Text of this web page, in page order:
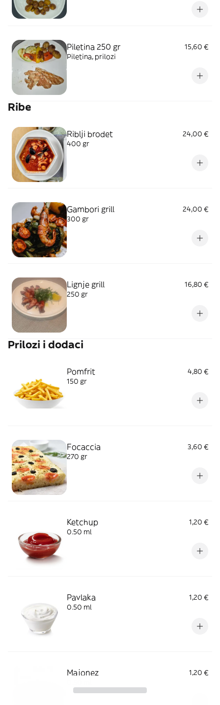
Piletina 250 gr
15,60 €
Piletina, prilozi
Ribe
Riblji brodet
24,00 €
400 gr
Gambori grill
24,00 €
300 gr
Lignje grill
16,80 €
250 gr
Prilozi i dodaci
Pomfrit
4,80 €
150 gr
Focaccia
3,60 €
270 gr
Ketchup
1,20 €
0.50 ml
Pavlaka
1,20 €
0.50 ml
Majonez
1,20 €